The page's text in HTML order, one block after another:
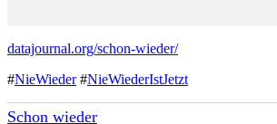
datajournal.org/schon-wieder/
#NieWieder#NieWiederIstJetzt
Schon wieder